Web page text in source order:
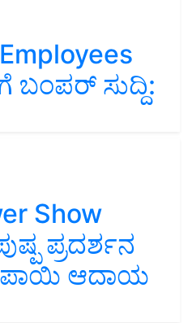
ಬಂಪರ್‌ ಸುದ್ದಿ:
Show
ಪ್ರದರ್ಶನ
ಆದಾಯ